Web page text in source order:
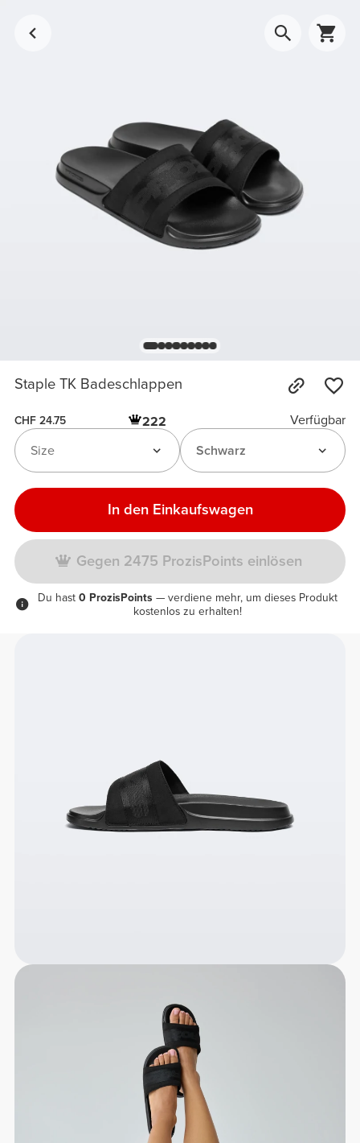
Staple TK Badeschlappen
CHF 24.75 222
Verfügbar
Schwarz
Size
In den Einkaufswagen
Gegen 2475 ProzisPoints einlösen
Du hast 0 ProzisPoints — verdiene mehr, um dieses Produkt
kostenlos zu erhalten!